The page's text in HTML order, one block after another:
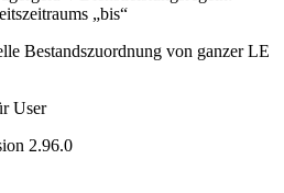
„bis“
Bestandszuordnung von ganzer LE
User
2.96.0